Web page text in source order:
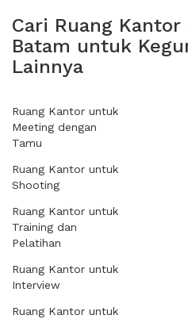
Cari Ruang
Batam untuk
Lainnya
Ruang Kantor untuk
Meeting dengan
Tamu
Ruang Kantor untuk
Shooting
Ruang Kantor untuk
Training dan
Pelatihan
Ruang Kantor untuk
Interview
Ruang Kantor untuk